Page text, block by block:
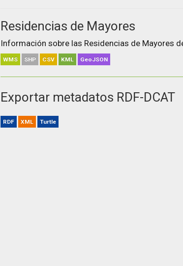
Residencias de Mayores
Información sobre las Residencias de Mayores
WMS SHP CSV KML GeoJSON
Exportar metadatos RDF-DCAT
RDF XML Turtle